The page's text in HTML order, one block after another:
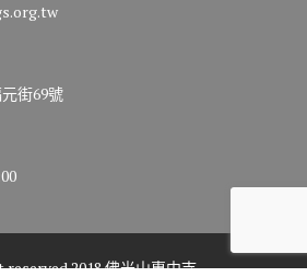
街69號
2018 佛光山惠中寺